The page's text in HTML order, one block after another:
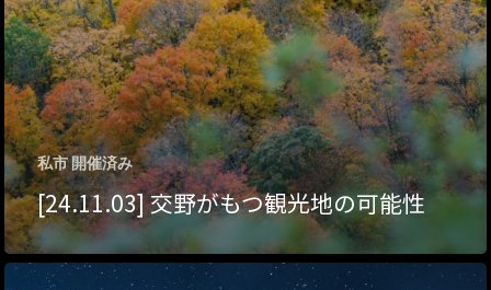
私市 開催済み
[24.11.03] 交野がもつ観光地の可能性
ハイパー縁側@夢キ
ハイパー縁側@東本
ハイパー縁側@阿倍
ハイパー縁側@新京
ハイパー縁側@塩屋
ハイパー縁側@梅田